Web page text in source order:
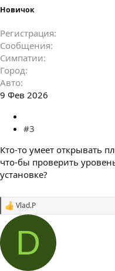
Новичок
Регистрация
Сообщения
Симпатии
Город
Авто
9 Фев 2026
#3
Кто-то умеет открывать
что-бы проверить
установке?
С
м
т
и
Vlad.P
D